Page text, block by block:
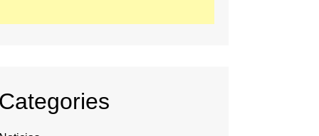
Categories